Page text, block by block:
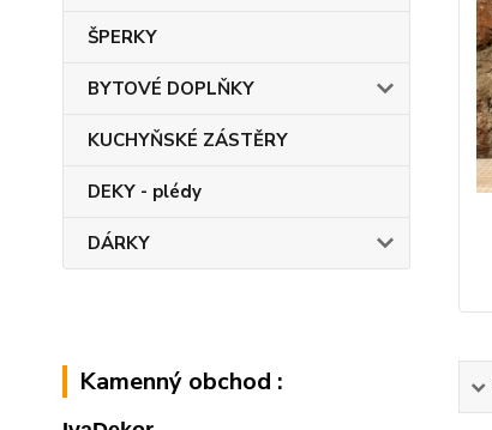
ŠPERKY
BYTOVÉ DOPLŇKY
KUCHYŇSKÉ ZÁSTĚRY
DEKY - plédy
DÁRKY
Kamenný obchod :